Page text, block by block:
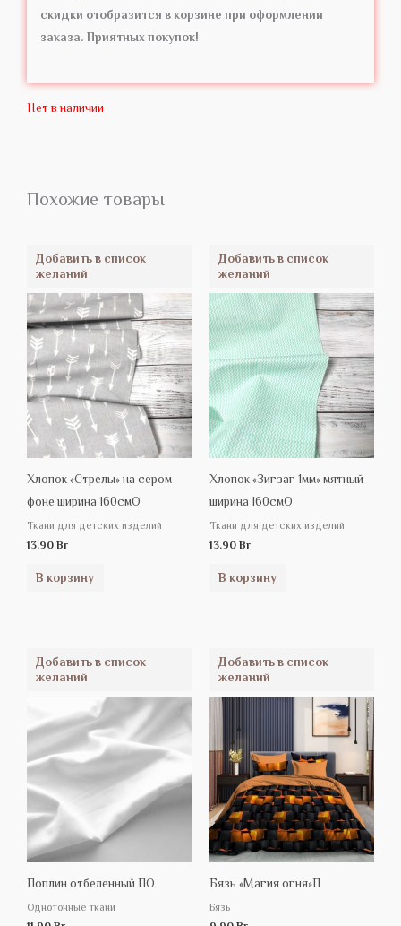
скидки отобразится в корзине при оформлении
заказа. Приятных покупок!
Нет в наличии
Похожие товары
Добавить в список
желаний
Хлопок «Стрелы» на сером
фоне ширина 160смО
Ткани для детских изделий
13.90 Br
В корзину
Добавить в список
желаний
Хлопок «Зигзаг 1мм» мятный
ширина 160смО
Ткани для детских изделий
13.90 Br
В корзину
Добавить в список
желаний
Поплин отбеленный ПО
Однотонные ткани
Добавить в список
желаний
Бязь «Магия огня»П
Бязь